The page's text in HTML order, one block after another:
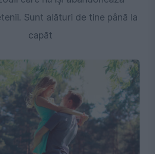
Sunt alături de tine până la
capăt